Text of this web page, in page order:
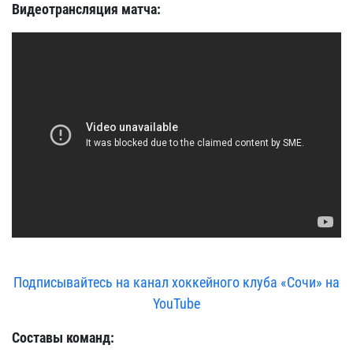
Видеотрансляция матча:
Подписывайтесь на канал хоккейного клуба «Сочи» на
YouTube
Составы команд: